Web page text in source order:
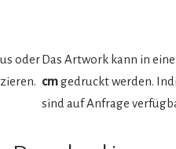
oderDas Artwork kann in
cmgedruckt werden.
sind auf Anfrage